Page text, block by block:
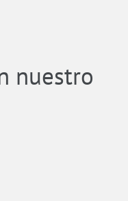
nuestro